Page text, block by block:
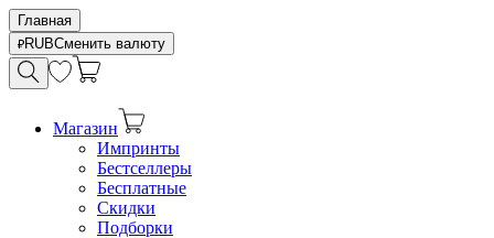
Главная
RUBСменить валюту
Магазин
Импринты
Бестселлеры
Бесплатные
Скидки
Подборки